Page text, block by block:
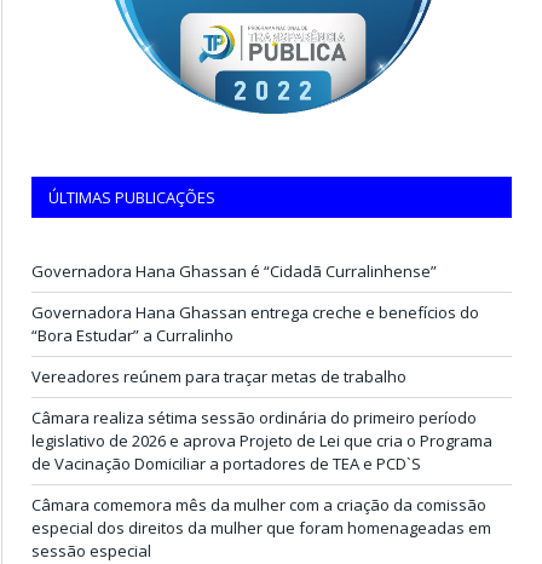
ÚLTIMAS PUBLICAÇÕES
Governadora Hana Ghassan é “Cidadã Curralinhense”
Governadora Hana Ghassan entrega creche e benefícios do
“Bora Estudar” a Curralinho
Vereadores reúnem para traçar metas de trabalho
Câmara realiza sétima sessão ordinária do primeiro período
legislativo de 2026 e aprova Projeto de Lei que cria o Programa
de Vacinação Domiciliar a portadores de TEA e PCD`S
Câmara comemora mês da mulher com a criação da comissão
especial dos direitos da mulher que foram homenageadas em
sessão especial